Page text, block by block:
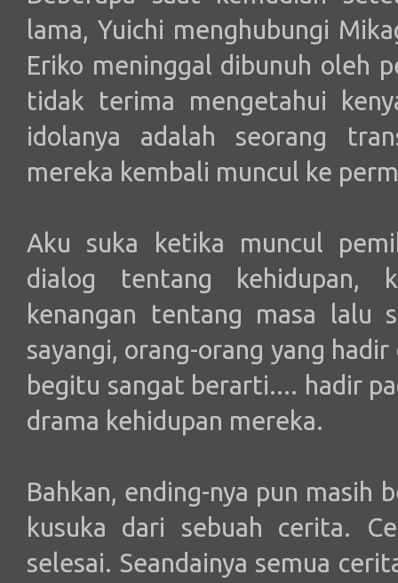
lama, Yuichi menghubungi
Eriko meninggal dibunuh oleh
tidak terima mengetahui
idolanya adalah seorang
mereka kembali muncul ke
Aku suka ketika muncul
dialog tentang kehidupan,
kenangan tentang masa lalu
sayangi, orang-orang yang
begitu sangat berarti.... hadir
drama kehidupan mereka.
Bahkan, ending-nya pun masih
kusuka dari sebuah cerita.
selesai. Seandainya semua